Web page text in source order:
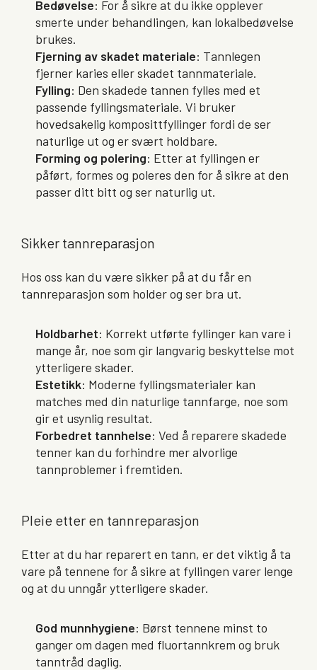
Bedøvelse: For å sikre at du ikke opplever
smerte under behandlingen, kan lokalbedøvelse
brukes.
Fjerning av skadet materiale: Tannlegen
fjerner karies eller skadet tannmateriale.
Fylling: Den skadede tannen fylles med et
passende fyllingsmateriale. Vi bruker
hovedsakelig komposittfyllinger fordi de ser
naturlige ut og er svært holdbare.
Forming og polering: Etter at fyllingen er
påført, formes og poleres den for å sikre at den
passer ditt bitt og ser naturlig ut.
Sikker tannreparasjon
Hos oss kan du være sikker på at du får en
tannreparasjon som holder og ser bra ut.
Holdbarhet: Korrekt utførte fyllinger kan vare i
mange år, noe som gir langvarig beskyttelse mot
ytterligere skader.
Estetikk: Moderne fyllingsmaterialer kan
matches med din naturlige tannfarge, noe som
gir et usynlig resultat.
Forbedret tannhelse: Ved å reparere skadede
tenner kan du forhindre mer alvorlige
tannproblemer i fremtiden.
Pleie etter en tannreparasjon
Etter at du har reparert en tann, er det viktig å ta
vare på tennene for å sikre at fyllingen varer lenge
og at du unngår ytterligere skader.
God munnhygiene: Børst tennene minst to
ganger om dagen med fluortannkrem og bruk
tanntråd daglig.